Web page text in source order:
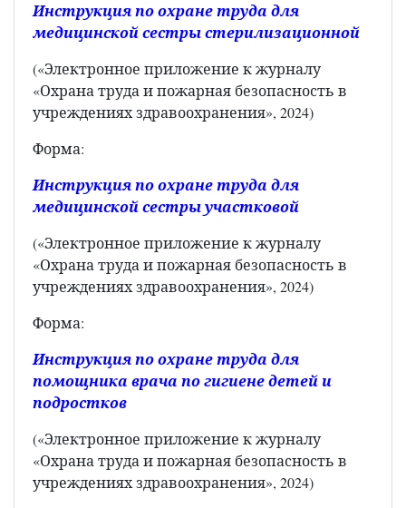
Инструкция по охране труда для
медицинской сестры стерилизационной
(«Электронное приложение к журналу
«Охрана труда и пожарная безопасность в
учреждениях здравоохранения», 2024)
Форма:
Инструкция по охране труда для
медицинской сестры участковой
(«Электронное приложение к журналу
«Охрана труда и пожарная безопасность в
учреждениях здравоохранения», 2024)
Форма:
Инструкция по охране труда для
помощника врача по гигиене детей и
подростков
(«Электронное приложение к журналу
«Охрана труда и пожарная безопасность в
учреждениях здравоохранения», 2024)